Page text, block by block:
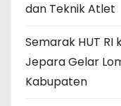
dan Teknik Atlet
Semarak HUT RI
Jepara Gelar
Kabupaten